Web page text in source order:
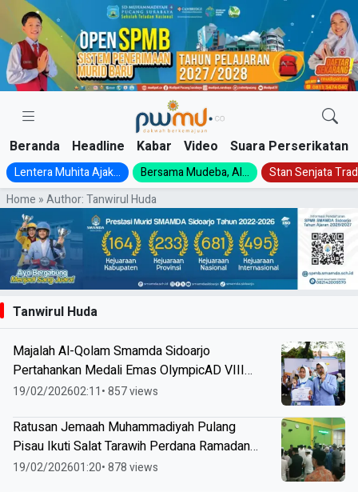
Skip
content
Beranda Headline Kabar Video Suara Perserikatan
Lentera Muhita Ajak... Bersama Mudeba, Al...
Stan Senjata
Home »Author: Tanwirul Huda
Tanwirul Huda
Majalah Al-Qolam Smamda Sidoarjo
Pertahankan Medali Emas OlympicAD VIII
Makassar
19/02/202602:11• 857 views
Ratusan Jemaah Muhammadiyah Pulang
Pisau Ikuti Salat Tarawih Perdana Ramadan
1447 H
19/02/202601:20• 878 views